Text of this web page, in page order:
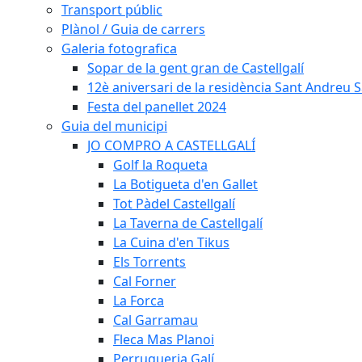
Transport públic
Plànol / Guia de carrers
Galeria fotografica
Sopar de la gent gran de Castellgalí
12è aniversari de la residència Sant Andreu
Festa del panellet 2024
Guia del municipi
JO COMPRO A CASTELLGALÍ
Golf la Roqueta
La Botigueta d'en Gallet
Tot Pàdel Castellgalí
La Taverna de Castellgalí
La Cuina d'en Tikus
Els Torrents
Cal Forner
La Forca
Cal Garramau
Fleca Mas Planoi